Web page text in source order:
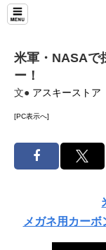
米軍・NASAで
ー！
文● アスキーストア
[PC表示へ]
メガネ用カーボ